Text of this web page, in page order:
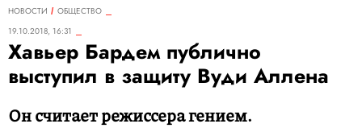
НОВОСТИ
ОБЩЕСТВО
19.10.2018, 16:31
Хавьер Бардем публично
выступил в защиту Вуди Аллена
Он считает режиссера гением.